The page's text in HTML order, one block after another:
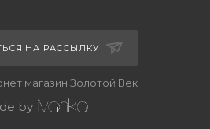
НА РАССЫЛКУ
магазин Золотой Век
by